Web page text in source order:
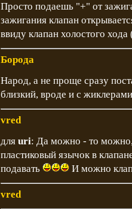
Просто подаешь "+" от
зажигания клапан
ввиду клапан холостого
Борода
Народ, а не проще сразу
близкий, вроде и с
vred
для uri: Да можно - то
пластиковый язычок в
подавать
И можно
vred